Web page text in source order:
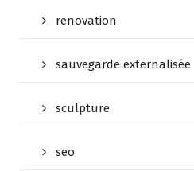
renovation
sauvegarde externalisée
sculpture
seo